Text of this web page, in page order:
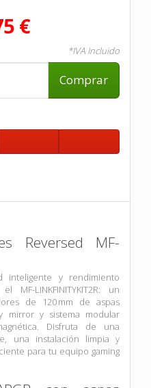
€
*IVA Incluido
Comprar
Reversed MF-
inteligente y rendimiento
LINKFINITYKIT2R: un
de 120 mm de aspas
mirror y sistema modular
Disfruta de una
una instalación limpia y
para tu equipo gaming